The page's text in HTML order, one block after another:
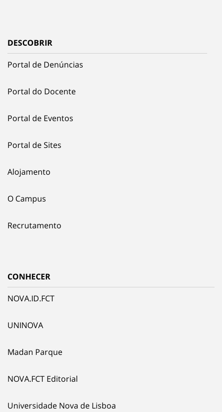
DESCOBRIR
Portal de Denúncias
Portal do Docente
Portal de Eventos
Portal de Sites
Alojamento
O Campus
Recrutamento
CONHECER
NOVA.ID.FCT
UNINOVA
Madan Parque
NOVA.FCT Editorial
Universidade Nova de Lisboa